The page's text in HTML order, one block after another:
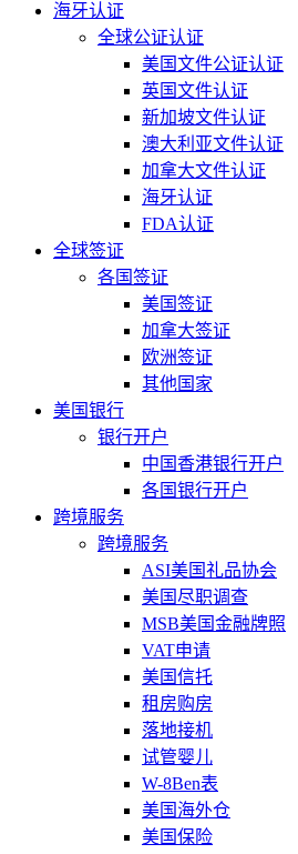
海牙认证
全球公证认证
美国文件公证认证
英国文件认证
新加坡文件认证
澳大利亚文件认证
加拿大文件认证
海牙认证
FDA认证
全球签证
各国签证
美国签证
加拿大签证
欧洲签证
其他国家
美国银行
银行开户
中国香港银行开户
各国银行开户
跨境服务
跨境服务
ASI美国礼品协会
美国尽职调查
MSB美国金融牌照
VAT申请
美国信托
租房购房
落地接机
试管婴儿
W-8Ben表
美国海外仓
美国保险